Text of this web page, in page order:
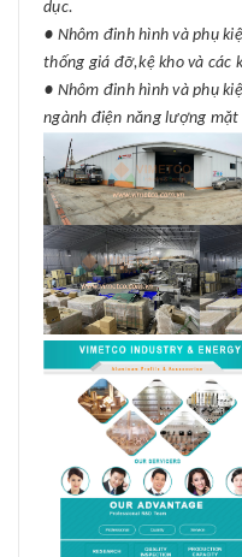
dục.
● Nhôm đinh hình và phụ
thống giá đỡ,kệ kho và các
● Nhôm đinh hình và phụ
ngành điện năng lượng